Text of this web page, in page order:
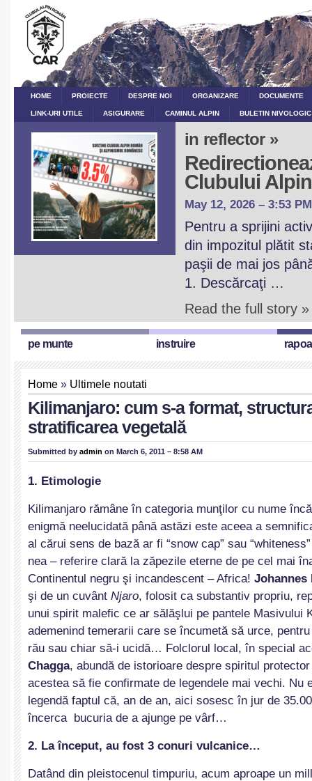
HOME PROIECTE DESPRE NOI ORGANIZARE DOCUMENTE
LINK-URI UTILE ASIGURARE CAMINUL ALPIN BULETIN
in reflector »
Clubului
May 12, 2026 – 3:53 PM
Pentru a sprijini
din impozitul plătit
paşii de mai jos
1. Descărcaţi …
Read the full story »
pe munte instruire
Home » Ultimele noutati
Kilimanjaro: cum s-a format,
stratificarea vegetală
Submitted by admin on March 6, 2011 – 8:58 AM
1. Etimologie
Kilimanjaro rămâne în categoria munţilor cu nume
enigmă neelucidată până astăzi este aceea a
al cărui sens de bază ar fi “snow cap” sau
nea – referire clară la zăpezile eterne de pe cel mai
Continentul negru şi incandescent – Africa! Johannes
şi de un cuvânt Njaro, folosit ca substantiv propriu,
unui spirit malefic ce ar sălăşlui pe pantele Masivului
ademenind temerarii care se încumetă să urce,
rău sau chiar să-i ucidă… Folclorul local, în special
Chagga, abundă de istorioare despre spiritul
acestea să fie confirmate de legendele mai vechi. Nu
legendă faptul că, an de an, aici sosesc în jur de
încerca bucuria de a ajunge pe vârf…
2. La început, au fost 3 conuri vulcanice…
Datând din pleistocenul timpuriu, acum aproape un